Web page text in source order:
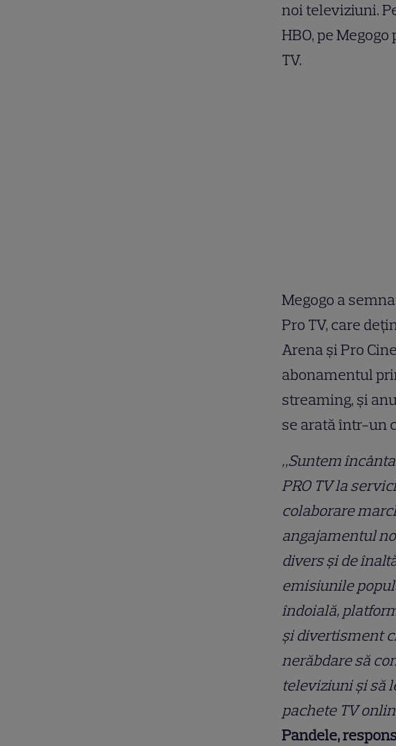
noi televiziuni.
HBO, pe
TV.
Megogo a
Pro TV, care
Arena şi Pro
abonamentul
streaming, şi
se arată într-un
„Suntem
PRO TV la
colaborare
angajamentul
divers și de
emisiunile
îndoială,
și divertisment
nerăbdare să
televiziuni și să
pachete TV
Pandele,